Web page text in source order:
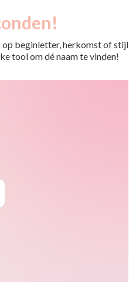
op beginletter, herkomst of stijl
tool om dé naam te vinden!